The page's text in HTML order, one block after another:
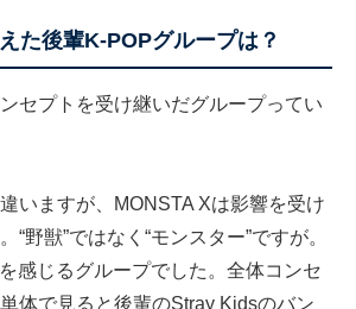
た後輩K-POPグループは？
ンセプトを受け継いだグループってい
違いますが、MONSTA Xは影響を受け
“野獣”ではなく“モンスター”ですが。
感じるグループでした。全体コンセ
体で見ると後輩のStray Kidsのバン